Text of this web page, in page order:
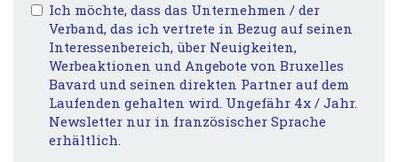
Ich möchte, dass das Unternehmen / der
Verband, das ich vertrete in Bezug auf seinen
Interessenbereich, über Neuigkeiten,
Werbeaktionen und Angebote von Bruxelles
Bavard und seinen direkten Partner auf dem
Laufenden gehalten wird. Ungefähr 4x / Jahr.
Newsletter nur in französischer Sprache
erhältlich.